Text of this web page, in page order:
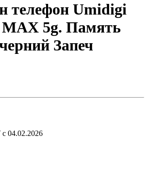
телефон Umidigi
5g. Память
Запеч
04.02.2026